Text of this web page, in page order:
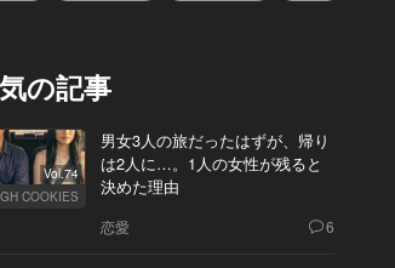
の記事
Vol.74
COOKIES
男女3人の旅だったはずが、帰り
は2人に…。1人の女性が残ると
決めた理由
恋愛 6